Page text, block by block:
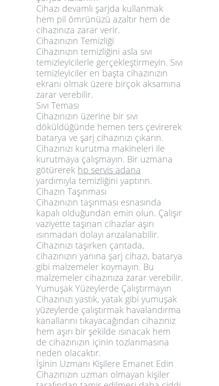
Cihazı devamlı şarjda kullanmak
hem pil ömrünüzü azaltır hem de
cihazınıza zarar verir.
Cihazınızın Temizliği
Cihazınızın temizliğini asla sıvı
temizleyicilerle gerçekleştirmeyin. Sıvı
temizleyiciler en başta cihazınızın
ekranı olmak üzere birçok aksamına
zarar verebilir.
Sıvı Teması
Cihazınızın üzerine bir sıvı
döküldüğünde hemen ters çevirerek
batarya ve şarj cihazınızı çıkarın.
Cihazınızı kurutma makineleri ile
kurutmaya çalışmayın. Bir uzmana
götürerek hp servis adana
yardımıyla temizliğini yaptırın.
Cihazın Taşınması
Cihazınızın taşınması esnasında
kapalı olduğundan emin olun. Çalışır
vaziyette taşınan cihazlar aşırı
ısınmadan dolayı arızalanabilir.
Cihazınızı taşırken çantada,
cihazınızın yanına şarj cihazı, batarya
gibi malzemeler koymayın. Bu
malzemeler cihazınıza zarar verebilir.
Yumuşak Yüzeylerde Çalıştırmayın
Cihazınızı yastık, yatak gibi yumuşak
yüzeylerde çalıştırmak havalandırma
kanallarını tıkayacağından cihazınız
hem aşırı bir şekilde ısınacak hem
de cihazınızın içinin tozlanmasına
neden olacaktır.
İşinin Uzmanı Kişilere Emanet Edin
Cihazınızın uzman olmayan kişiler